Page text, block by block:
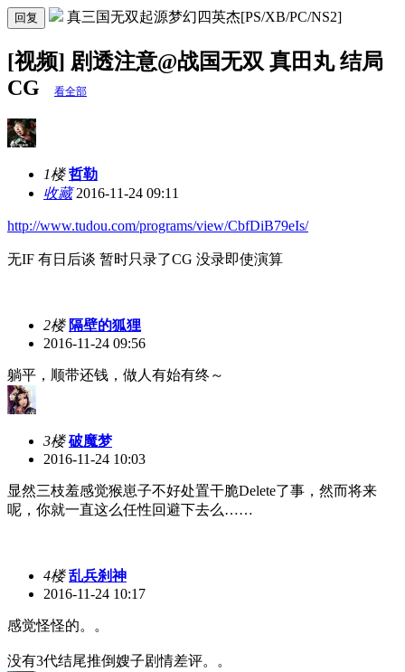
回复 真三国无双起源梦幻四英杰[PS/XB/PC/NS2]
[视频] 剧透注意@战国无双 真田丸 结局
CG
看全部
1楼 哲勒
收藏2016-11-24 09:11
http://www.tudou.com/programs/view/CbfDiB79eIs/
无IF 有日后谈 暂时只录了CG 没录即使演算
2楼 隔壁的狐狸
2016-11-24 09:56
躺平，顺带还钱，做人有始有终～
3楼 破魔梦
2016-11-24 10:03
显然三枝羞感觉猴崽子不好处置干脆Delete了事，然而将来
呢，你就一直这么任性回避下去么……
4楼 乱兵刹神
2016-11-24 10:17
感觉怪怪的。。
没有3代结尾推倒嫂子剧情差评。。